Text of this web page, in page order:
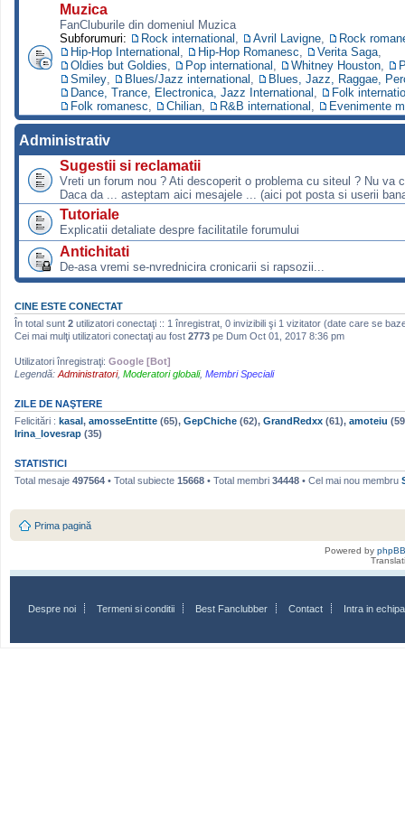
Muzica
FanCluburile din domeniul Muzica
Subforumuri:
Rock international Avril Lavigne
Rock
Hip-Hop International
Hip-Hop Romanesc Verita Saga
Oldies but Goldies
Pop international Whitney Houston
Smiley
Blues/Jazz international
Blues, Jazz, Raggae,
Dance, Trance, Electronica, Jazz International
Folk
Folk romanesc
Chilian R&B international Evenimente
Administrativ
Sugestii si reclamatii
Vreti un forum nou ? Ati descoperit o problema cu siteul ? Nu va
Daca da ... asteptam aici mesajele ... (aici pot posta si userii
Tutoriale
Explicatii detaliate despre facilitatile forumului
Antichitati
De-asa vremi se-nvrednicira cronicarii si rapsozii...
CINE ESTE CONECTAT
În total sunt 2 utilizatori conectaţi :: 1 înregistrat, 0 invizibili şi 1 vizitator (date care se
Cei mai mulţi utilizatori conectaţi au fost 2773 pe Dum Oct 01, 2017 8:36 pm
Utilizatori înregistraţi: Google [Bot]
Legendă: Administratori, Moderatori globali, Membri Speciali
ZILE DE NAŞTERE
Felicitări : kasal, amosseEntitte (65), GepChiche (62), GrandRedxx (61), amoteiu
Irina_lovesrap (35)
STATISTICI
Total mesaje 497564 • Total subiecte 15668 • Total membri 34448 • Cel mai nou membru
Prima pagină
Powered by phpBB
Despre noi Termeni si conditii Best Fanclubber Contact Intra in